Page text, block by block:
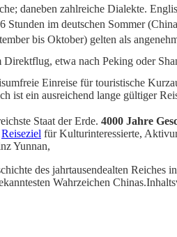
daneben zahlreiche Dialekte.
im deutschen Sommer
bis Oktober) gelten als
etwa nach Peking oder
Einreise für touristische
ist ein ausreichend lange gültiger
Staat der Erde. 4000 Jahre
Reiseziel für Kulturinteressierte,
Yunnan,
des jahrtausendealten
Wahrzeichen Chinas.